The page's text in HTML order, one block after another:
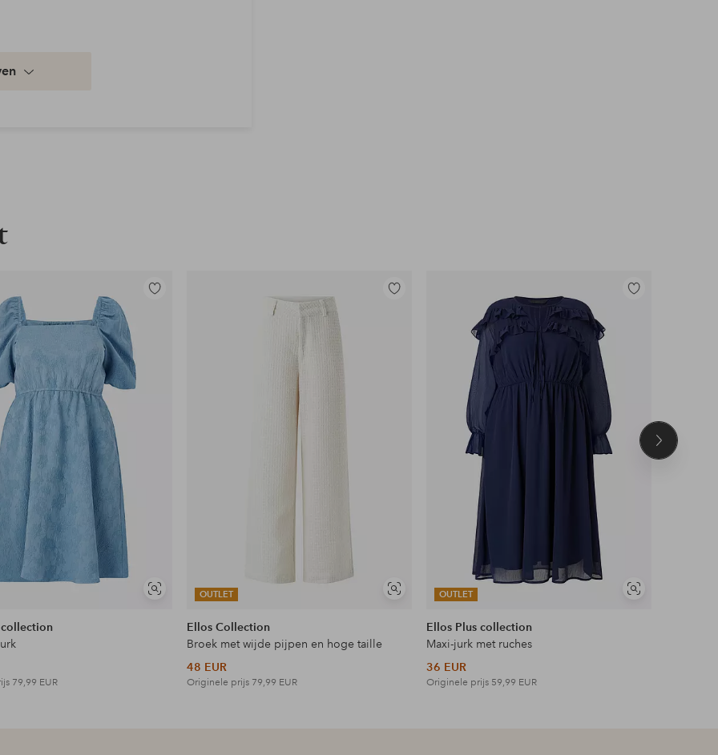
Soortgelijke
Toevoegen
collection
79,99 EUR
OUTLET
Soortgelijke
Toevoegen
Ellos Collection
Broek met wijde pijpen en hoge taille
48 EUR
Originele prijs 79,99 EUR
OUTLET
Soortgelijke
Toevoegen
Ellos Plus collection
Maxi-jurk met ruches
36 EUR
Originele prijs 59,99 EUR
Volgend